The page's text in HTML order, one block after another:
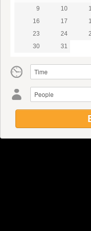
9
10
16
17
23
24
30
31